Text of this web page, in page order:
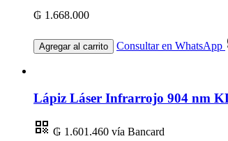
₲ 1.668.000
Agregar al carrito Consultar en WhatsApp
Lápiz Láser Infrarrojo 904 nm
₲ 1.601.460 vía Bancard